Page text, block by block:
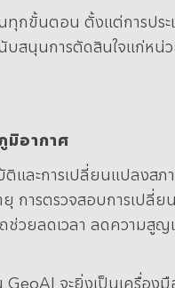
ทุกขั้นตอน ตั้งแต่การป
บสนุนการตัดสินใจแก่ห
มิอากาศ
ละการเปลี่ยนแปลงสภ
การตรวจสอบการเป
วยลดเวลา ลดความสู
GeoAI จะยิ่งเป็นเครื่